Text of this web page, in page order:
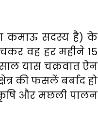
कमाऊ सदस्य है) के
वह हर महीने 15
यास चक्रवात ऐन
की फसलें बर्बाद हो
कृषि और मछली पालन